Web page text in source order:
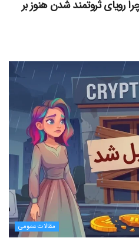
چرا رویای ثروتمند شدن هنوز بر
مقالات عمومی